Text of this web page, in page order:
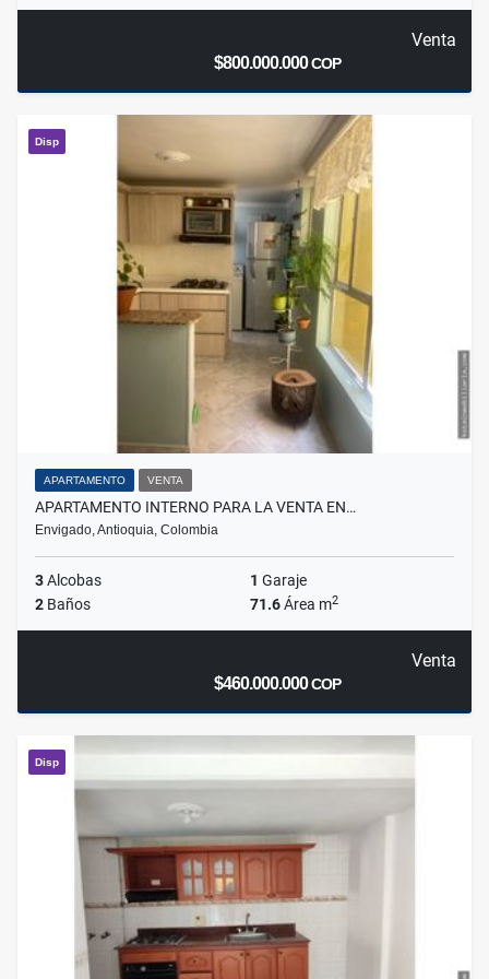
Venta
$800.000.000COP
Disp
APARTAMENTO VENTA
APARTAMENTO INTERNO PARA LA VENTA EN…
Envigado, Antioquia, Colombia
3Alcobas 1 Garaje
2 Baños 71.6Área m2
Venta
$460.000.000COP
Disp